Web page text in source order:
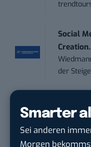
Smarter
Sei anderen
Morgen
Social
der Steige
(m/w/...
Instaffo